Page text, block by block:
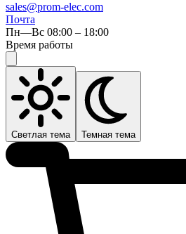
sales@prom-elec.com
Почта
Пн—Вс 08:00 – 18:00
Время работы
Светлая тема Темная тема